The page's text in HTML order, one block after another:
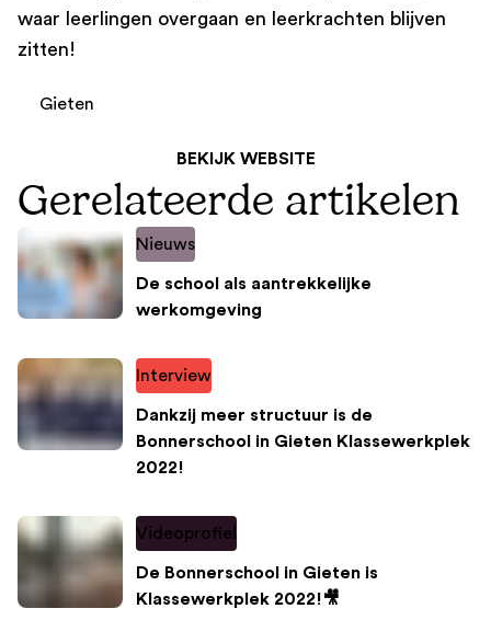
waar leerlingen overgaan en leerkrachten blijven
zitten!
Gieten
BEKIJK WEBSITE
Gerelateerde artikelen
Nieuws
De school als aantrekkelijke
werkomgeving
Interview
Dankzij meer structuur is de
Bonnerschool in Gieten Klassewerkplek
2022!
Videoprofiel
De Bonnerschool in Gieten is
Klassewerkplek 2022!🎥